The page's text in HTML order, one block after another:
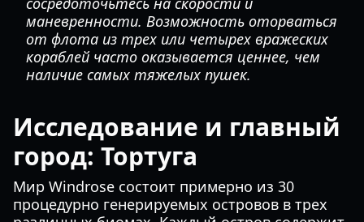
маневренности. Возможность оторваться
от флота из трех или четырех вражеских
кораблей часто оказывается ценнее, чем
наличие самых тяжелых пушек.
Исследование и главный
город: Тортуга
Мир Windrose состоит примерно из 30
процедурно генерируемых островов в трех